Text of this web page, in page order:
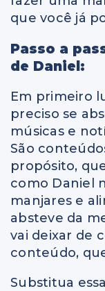
que você já
Passo a
de Daniel:
Em primeiro
preciso se
músicas e
São
propósito,
como Daniel
manjares e
absteve da
vai deixar de
conteúdo,
Substitua